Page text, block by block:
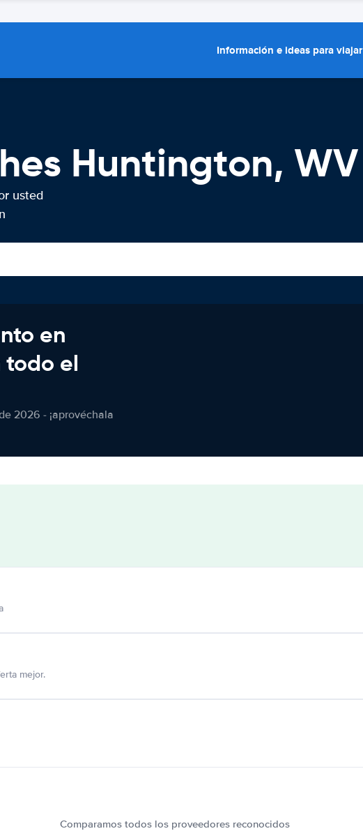
Información e ideas para viajar
Huntington, WV
usted
en
todo el
2026 - ¡aprovéchala
mejor.
Comparamos todos los proveedores reconocidos